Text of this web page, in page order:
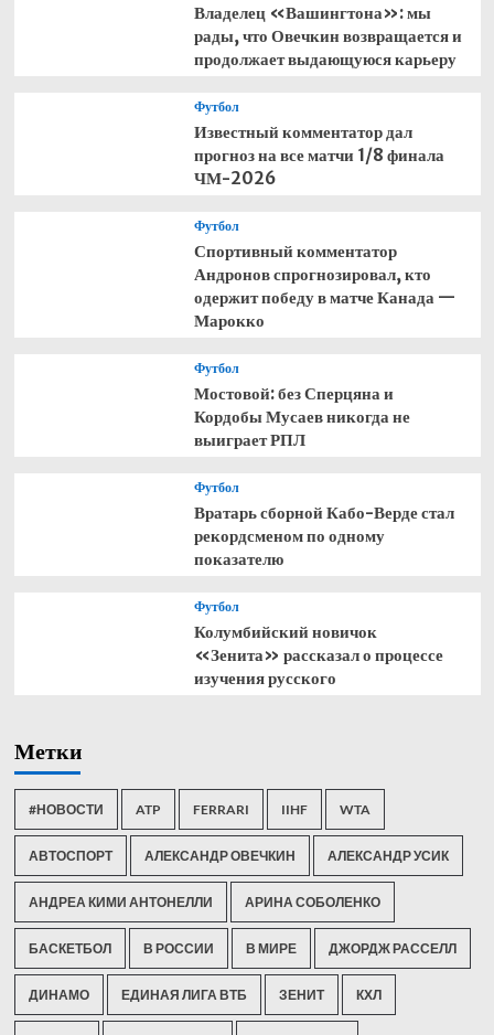
Владелец «Вашингтона»: мы
рады, что Овечкин возвращается и
продолжает выдающуюся карьеру
Футбол
Известный комментатор дал
прогноз на все матчи 1/8 финала
ЧМ-2026
Футбол
Спортивный комментатор
Андронов спрогнозировал, кто
одержит победу в матче Канада —
Марокко
Футбол
Мостовой: без Сперцяна и
Кордобы Мусаев никогда не
выиграет РПЛ
Футбол
Вратарь сборной Кабо-Верде стал
рекордсменом по одному
показателю
Футбол
Колумбийский новичок
«Зенита» рассказал о процессе
изучения русского
Метки
#НОВОСТИ ATP FERRARI IIHF WTA
АВТОСПОРТ АЛЕКСАНДР ОВЕЧКИН АЛЕКСАНДР УСИК
АНДРЕА КИМИ АНТОНЕЛЛИ АРИНА СОБОЛЕНКО
БАСКЕТБОЛ В РОССИИ В МИРЕ ДЖОРДЖ РАССЕЛЛ
ДИНАМО ЕДИНАЯ ЛИГА ВТБ ЗЕНИТ КХЛ